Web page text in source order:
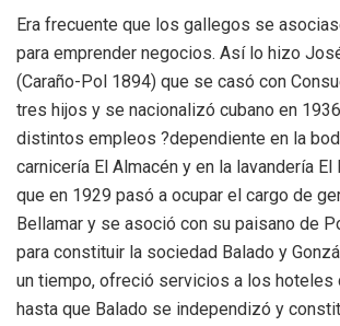
Era frecuente que los gallegos se
para emprender negocios. Así lo hizo
(Caraño-Pol 1894) que se casó con
tres hijos y se nacionalizó cubano en
distintos empleos ?dependiente en la
carnicería El Almacén y en la lavandería El
que en 1929 pasó a ocupar el cargo de
Bellamar y se asoció con su paisano de
para constituir la sociedad Balado y
un tiempo, ofreció servicios a los hoteles
hasta que Balado se independizó y